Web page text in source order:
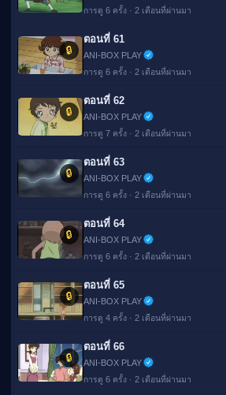
การดู 6 ครั้ง · 2 เดือนที่ผ่านมา
🔒
ตอนที่ 61
ANI-BOX PLAY
การดู 6 ครั้ง · 2 เดือนที่ผ่านมา
🔒
ตอนที่ 62
ANI-BOX PLAY
การดู 7 ครั้ง · 2 เดือนที่ผ่านมา
🔒
ตอนที่ 63
ANI-BOX PLAY
การดู 6 ครั้ง · 2 เดือนที่ผ่านมา
🔒
ตอนที่ 64
ANI-BOX PLAY
การดู 6 ครั้ง · 2 เดือนที่ผ่านมา
🔒
ตอนที่ 65
ANI-BOX PLAY
การดู 4 ครั้ง · 2 เดือนที่ผ่านมา
🔒
ตอนที่ 66
ANI-BOX PLAY
การดู 6 ครั้ง · 2 เดือนที่ผ่านมา